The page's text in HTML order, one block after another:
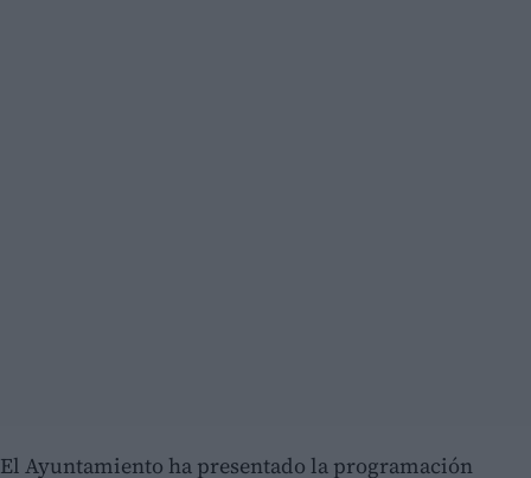
El Ayuntamiento ha presentado la programación